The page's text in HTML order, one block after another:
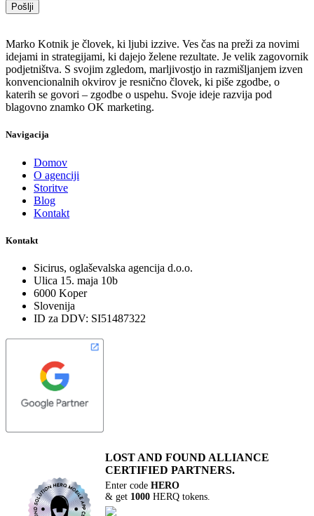
Pošlji
Marko Kotnik je človek, ki ljubi izzive. Ves čas na preži za novimi
idejami in strategijami, ki dajejo želene rezultate. Je velik zagovornik
podjetništva. S svojim zgledom, marljivostjo in razmišljanjem izven
konvencionalnih okvirov je resnično človek, ki piše zgodbe, o
katerih se govori – zgodbe o uspehu. Svoje ideje razvija pod
blagovno znamko OK marketing.
Navigacija
Domov
O agenciji
Storitve
Blog
Kontakt
Kontakt
Sicirus, oglaševalska agencija d.o.o.
Ulica 15. maja 10b
6000 Koper
Slovenija
ID za DDV: SI51487322
LOST AND FOUND ALLIANCE
CERTIFIED PARTNERS.
Enter codeHERO
& get 1000 HERQ tokens.